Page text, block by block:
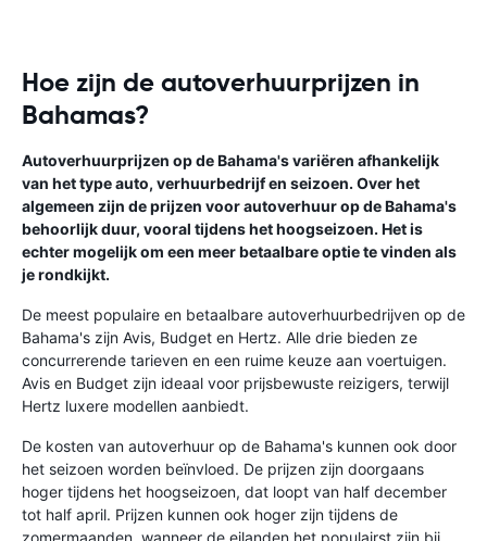
Hoe zijn de autoverhuurprijzen in
Bahamas?
Autoverhuurprijzen op de Bahama's variëren afhankelijk
van het type auto, verhuurbedrijf en seizoen. Over het
algemeen zijn de prijzen voor autoverhuur op de Bahama's
behoorlijk duur, vooral tijdens het hoogseizoen. Het is
echter mogelijk om een ​​meer betaalbare optie te vinden als
je rondkijkt.
De meest populaire en betaalbare autoverhuurbedrijven op de
Bahama's zijn Avis, Budget en Hertz. Alle drie bieden ze
concurrerende tarieven en een ruime keuze aan voertuigen.
Avis en Budget zijn ideaal voor prijsbewuste reizigers, terwijl
Hertz luxere modellen aanbiedt.
De kosten van autoverhuur op de Bahama's kunnen ook door
het seizoen worden beïnvloed. De prijzen zijn doorgaans
hoger tijdens het hoogseizoen, dat loopt van half december
tot half april. Prijzen kunnen ook hoger zijn tijdens de
zomermaanden, wanneer de eilanden het populairst zijn bij